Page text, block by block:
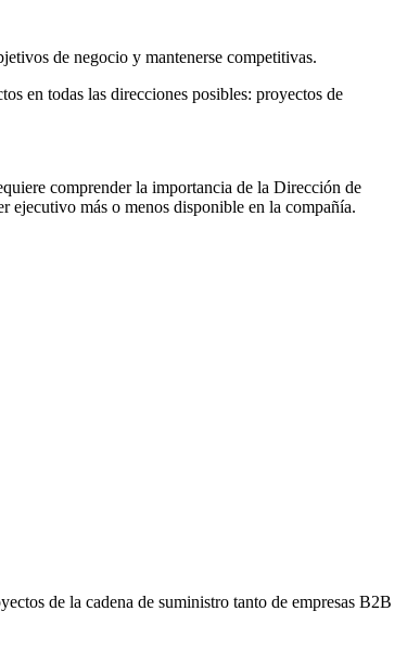
de negocio y mantenerse competitivas.
en todas las direcciones posibles: proyectos de
comprender la importancia de la Dirección de
ejecutivo más o menos disponible en la compañía.
de la cadena de suministro tanto de empresas B2B